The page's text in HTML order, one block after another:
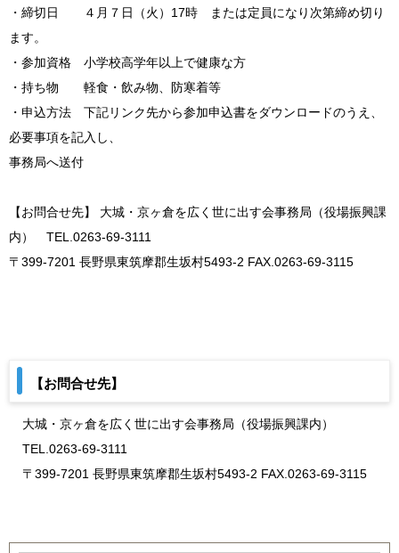
・締切日 ４月７日（火）17時 または定員になり次第締め切り
ます。
・参加資格 小学校高学年以上で健康な方
・持ち物 軽食・飲み物、防寒着等
・申込方法 下記リンク先から参加申込書をダウンロードのうえ、
必要事項を記入し、
事務局へ送付
【お問合せ先】 大城・京ヶ倉を広く世に出す会事務局（役場振興課
内） TEL.0263-69-3111
〒399-7201 長野県東筑摩郡生坂村5493-2 FAX.0263-69-3115
【お問合せ先】
大城・京ヶ倉を広く世に出す会事務局（役場振興課内）
TEL.0263-69-3111
〒399-7201 長野県東筑摩郡生坂村5493-2 FAX.0263-69-3115